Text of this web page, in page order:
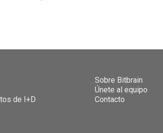
de I+D
Sobre Bitbrain
Únete al equipo
Contacto